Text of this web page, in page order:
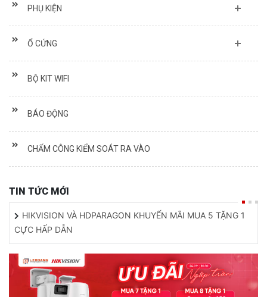
PHỤ KIỆN
Ổ CỨNG
BỘ KIT WIFI
BÁO ĐỘNG
CHẤM CÔNG KIỂM SOÁT RA VÀO
TIN TỨC MỚI
HIKVISION VÀ HDPARAGON KHUYẾN MÃI MUA 5 TẶNG 1
CỰC HẤP DẪN